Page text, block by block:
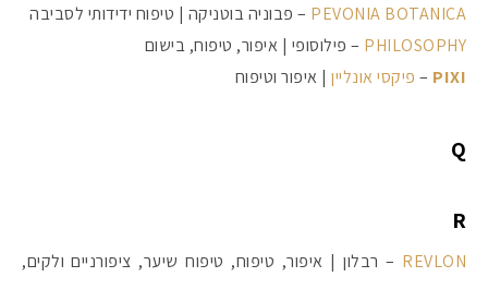
PEVONIA BOTANICA – פבוניה בוטניקה | טיפוח ידידותי לסביבה
PHILOSOPHY – פילוסופי | איפור, טיפוח, בישום
PIXI
– פיקסי אונליין | איפור וטיפוח
Q
R
REVLON – רבלון | איפור, טיפוח, טיפוח שיער, ציפורניים ולקים,